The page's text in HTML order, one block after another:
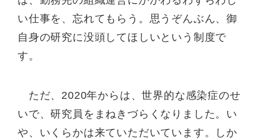
い仕事を、忘れてもらう。思うぞんぶん、御
自身の研究に没頭してほしいという制度で
す。
ただ、2020年からは、世界的な感染症のせ
いで、研究員をまねきづらくなりました。い
や、いくらかは来ていただいています。しか